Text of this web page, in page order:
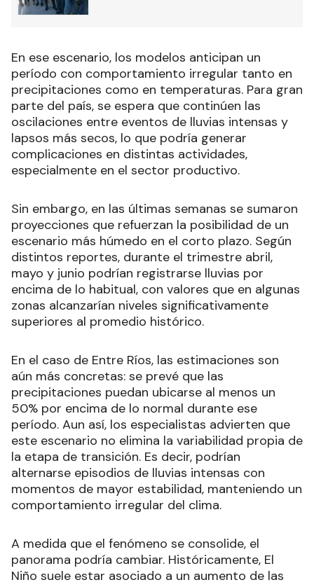
En ese escenario, los modelos anticipan un
período con comportamiento irregular tanto en
precipitaciones como en temperaturas. Para gran
parte del país, se espera que continúen las
oscilaciones entre eventos de lluvias intensas y
lapsos más secos, lo que podría generar
complicaciones en distintas actividades,
especialmente en el sector productivo.
Sin embargo, en las últimas semanas se sumaron
proyecciones que refuerzan la posibilidad de un
escenario más húmedo en el corto plazo. Según
distintos reportes, durante el trimestre abril,
mayo y junio podrían registrarse lluvias por
encima de lo habitual, con valores que en algunas
zonas alcanzarían niveles significativamente
superiores al promedio histórico.
En el caso de Entre Ríos, las estimaciones son
aún más concretas: se prevé que las
precipitaciones puedan ubicarse al menos un
50% por encima de lo normal durante ese
período. Aun así, los especialistas advierten que
este escenario no elimina la variabilidad propia de
la etapa de transición. Es decir, podrían
alternarse episodios de lluvias intensas con
momentos de mayor estabilidad, manteniendo un
comportamiento irregular del clima.
A medida que el fenómeno se consolide, el
panorama podría cambiar. Históricamente, El
Niño suele estar asociado a un aumento de las